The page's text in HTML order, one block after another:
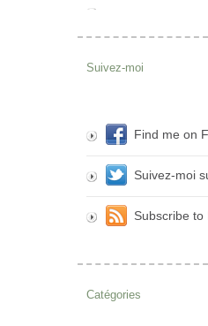
Suivez-moi
Find me on
Suivez-moi
Subscribe to
Catégories